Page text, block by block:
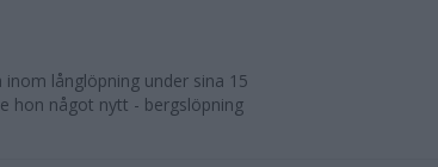
långlöpning under sina 15
hon något nytt - bergslöpning